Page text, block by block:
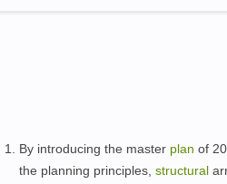
By introducing the master plan of
the planning principles structural